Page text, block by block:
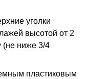
уголки
высотой от 2
(не ниже 3/4
пластиковым